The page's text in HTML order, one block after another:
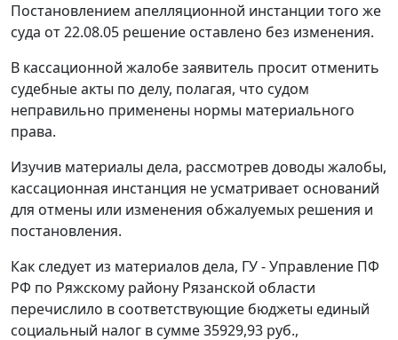
Постановлением апелляционной инстанции того же
суда от 22.08.05 решение оставлено без изменения.
В кассационной жалобе заявитель просит отменить
судебные акты по делу, полагая, что судом
неправильно применены нормы материального
права.
Изучив материалы дела, рассмотрев доводы жалобы,
кассационная инстанция не усматривает оснований
для отмены или изменения обжалуемых решения и
постановления.
Как следует из материалов дела, ГУ - Управление ПФ
РФ по Ряжскому району Рязанской области
перечислило в соответствующие бюджеты единый
социальный налог в сумме 35929,93 руб.,